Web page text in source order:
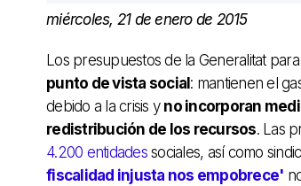
miércoles, 21 de enero de 2015
Los presupuestos de la Generalitat
punto de vista social : mantienen el
debido a la crisis y no incorporan
redistribución de los recursos. Las
4.200 entidades sociales, así como
fiscalidad injusta nos empobrece'